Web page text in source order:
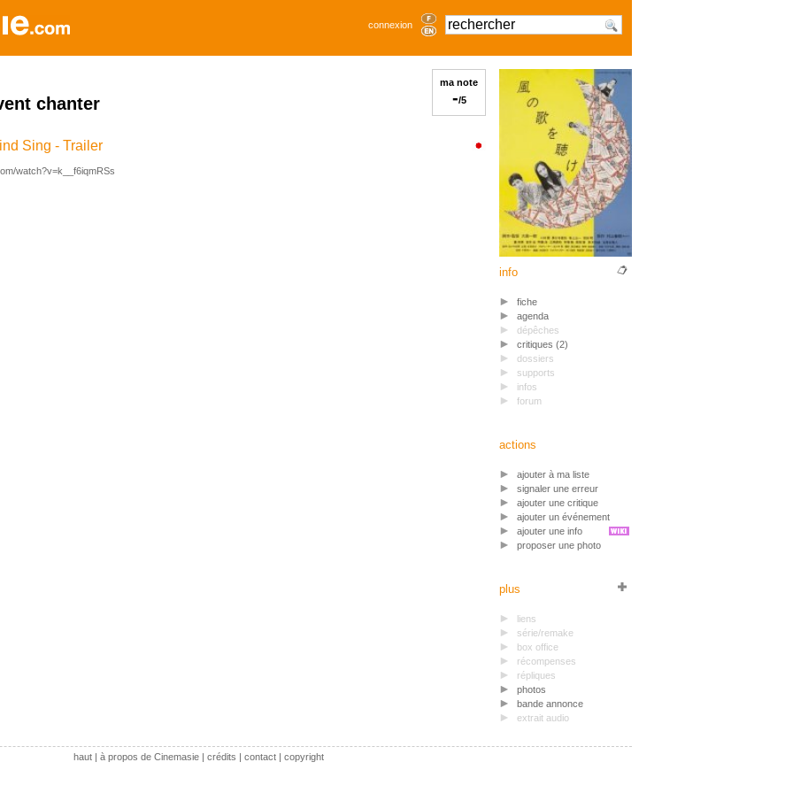
connexion
ma note
-/5
chanter
Sing - Trailer
watch?v=k__f6iqmRSs
info
fiche
agenda
dépêches
critiques (2)
dossiers
supports
infos
forum
actions
ajouter à ma liste
signaler une erreur
ajouter une critique
ajouter un événement
ajouter une info
proposer une photo
plus
liens
série/remake
box office
récompenses
répliques
photos
bande annonce
extrait audio
haut| à propos de Cinemasie| crédits | contact| copyright